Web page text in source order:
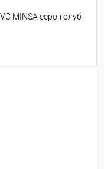
MINSA серо-голуб